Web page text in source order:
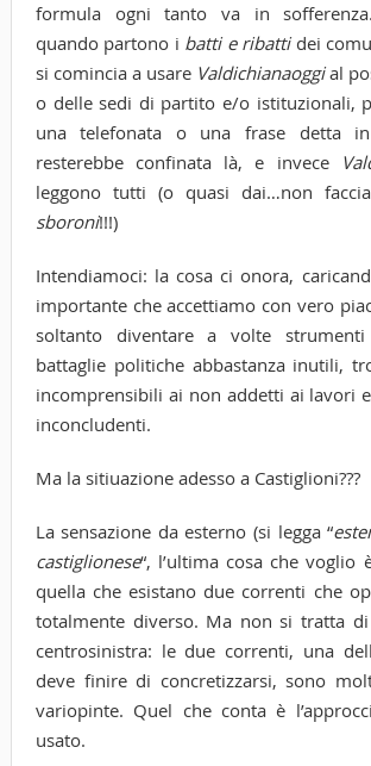
formula ogni tanto va in sofferenza.
quando partono i batti e ribattidei
si comincia a usare Valdichianaoggial
o delle sedi di partito e/o istituzionali,
una telefonata o una frase detta
resterebbe confinata là, e invece
leggono tutti (o quasi dai…non
sboroni!!!)
Intendiamoci: la cosa ci onora,
importante che accettiamo con vero
soltanto diventare a volte
battaglie politiche abbastanza inutili,
incomprensibili ai non addetti ai lavori
inconcludenti.
Ma la sitiuazione adesso a Castiglioni???
La sensazione da esterno (si legga “
castiglionese“, l’ultima cosa che voglio
quella che esistano due correnti che
totalmente diverso. Ma non si tratta
centrosinistra: le due correnti, una
deve finire di concretizzarsi, sono
variopinte. Quel che conta è
usato.